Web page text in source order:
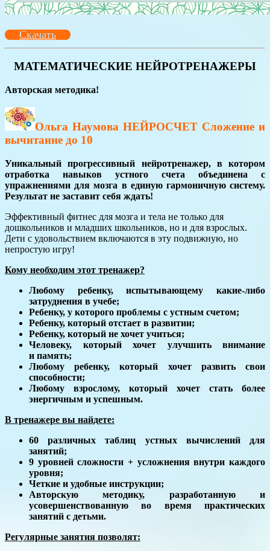
Скачать
МАТЕМАТИЧЕСКИЕ НЕЙРОТРЕНАЖЕРЫ
Авторская методика!
Ольга Наумова НЕЙРОСЧЕТ Сложение и
вычитание до 10
Уникальный прогрессивный нейротренажер, в котором
отработка навыков устного счета объединена с
упражнениями для мозга в единую гармоничную систему.
Результат не заставит себя ждать!
Эффективный фитнес для мозга и тела не только для
дошкольников и младших школьников, но и для взрослых.
Дети с удовольствием включаются в эту подвижную, но
непростую игру!
Кому необходим этот тренажер?
Любому ребенку, испытывающему какие-либо
затруднения в учебе;
Ребенку, у которого проблемы с устным счетом;
Ребенку, который отстает в развитии;
Ребенку, который не хочет учиться;
Человеку, который хочет улучшить внимание
и память;
Любому ребенку, который хочет развить свои
способности;
Любому взрослому, который хочет стать более
энергичным и успешным.
В тренажере вы найдете:
60 различных таблиц устных вычислений для
занятий;
9 уровней сложности + усложнения внутри каждого
уровня;
Четкие и удобные инструкции;
Авторскую методику, разработанную и
усовершенствованную во время практических
занятий с детьми.
Регулярные занятия позволят: